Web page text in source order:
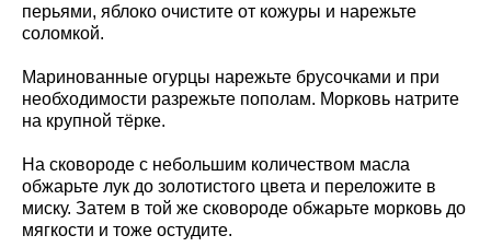
перьями, яблоко очистите от кожуры и нарежьте
соломкой.
Маринованные огурцы нарежьте брусочками и при
необходимости разрежьте пополам. Морковь натрите
на крупной тёрке.
На сковороде с небольшим количеством масла
обжарьте лук до золотистого цвета и переложите в
миску. Затем в той же сковороде обжарьте морковь до
мягкости и тоже остудите.